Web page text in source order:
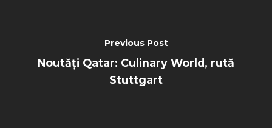
Previous Post
Noutăți Qatar: Culinary World, rută
Stuttgart